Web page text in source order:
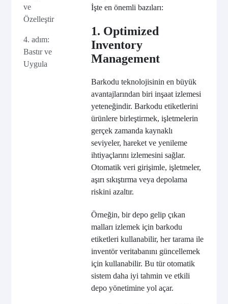
ve
Özelleştir
4. adım:
Bastır ve
Uygula
İşte en önemli bazıları:
1. Optimized
Inventory
Management
Barkodu teknolojisinin en büyük
avantajlarından biri inşaat izlemesi
yeteneğindir. Barkodu etiketlerini
ürünlere birleştirmek, işletmelerin
gerçek zamanda kaynaklı
seviyeler, hareket ve yenileme
ihtiyaçlarını izlemesini sağlar.
Otomatik veri girişimle, işletmeler,
aşırı sıkıştırma veya depolama
riskini azaltır.
Örneğin, bir depo gelip çıkan
malları izlemek için barkodu
etiketleri kullanabilir, her tarama ile
inventör veritabanını güncellemek
için kullanabilir. Bu tür otomatik
sistem daha iyi tahmin ve etkili
depo yönetimine yol açar.